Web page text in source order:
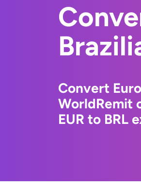
Convert
WorldRemit
EUR to BRL